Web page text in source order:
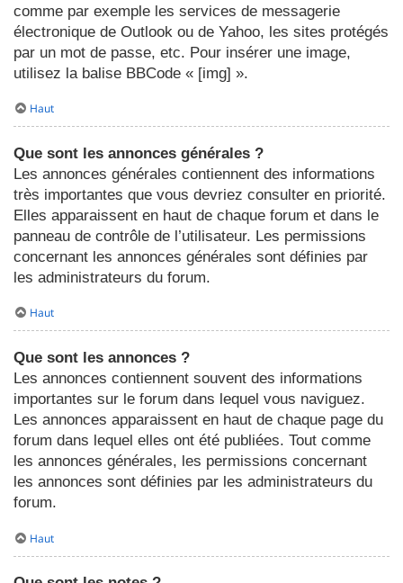
comme par exemple les services de messagerie
électronique de Outlook ou de Yahoo, les sites protégés
par un mot de passe, etc. Pour insérer une image,
utilisez la balise BBCode « [img] ».
Haut
Que sont les annonces générales ?
Les annonces générales contiennent des informations
très importantes que vous devriez consulter en priorité.
Elles apparaissent en haut de chaque forum et dans le
panneau de contrôle de l’utilisateur. Les permissions
concernant les annonces générales sont définies par
les administrateurs du forum.
Haut
Que sont les annonces ?
Les annonces contiennent souvent des informations
importantes sur le forum dans lequel vous naviguez.
Les annonces apparaissent en haut de chaque page du
forum dans lequel elles ont été publiées. Tout comme
les annonces générales, les permissions concernant
les annonces sont définies par les administrateurs du
forum.
Haut